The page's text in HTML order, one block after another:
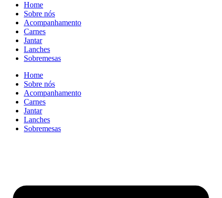
Home
Sobre nós
Acompanhamento
Carnes
Jantar
Lanches
Sobremesas
Home
Sobre nós
Acompanhamento
Carnes
Jantar
Lanches
Sobremesas